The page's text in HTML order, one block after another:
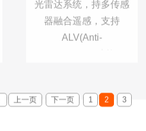
光雷达系统，持多传感
器融合遥感，支持
ALV(Anti-
上一页 下一页 1 2 3